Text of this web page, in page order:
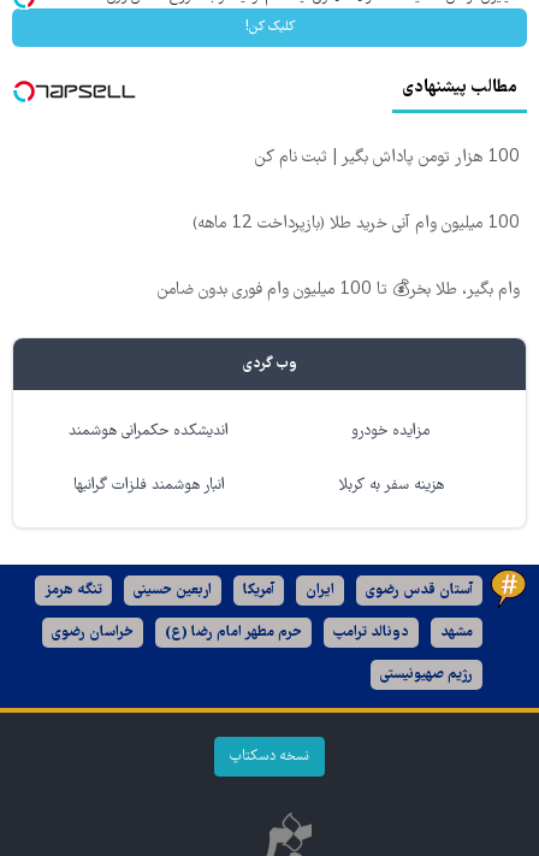
کلیک کن!
مطالب پیشنهادی
100 هزار تومن پاداش بگیر | ثبت نام کن
100 میلیون وام آنی خرید طلا (بازپرداخت 12 ماهه)
وام بگیر، طلا بخر💰 تا 100 میلیون وام فوری بدون ضامن
وب گردی
مزایده خودرو اندیشکده حکمرانی هوشمند
هزینه سفر به کربلا انبار هوشمند فلزات گرانبها
آستان قدس رضوی ایران آمریکا اربعین حسینی تنگه هرمز
مشهد دونالد ترامپ حرم مطهر امام رضا (ع) خراسان رضوی
رژیم صهیونیستی
نسخه دسکتاپ